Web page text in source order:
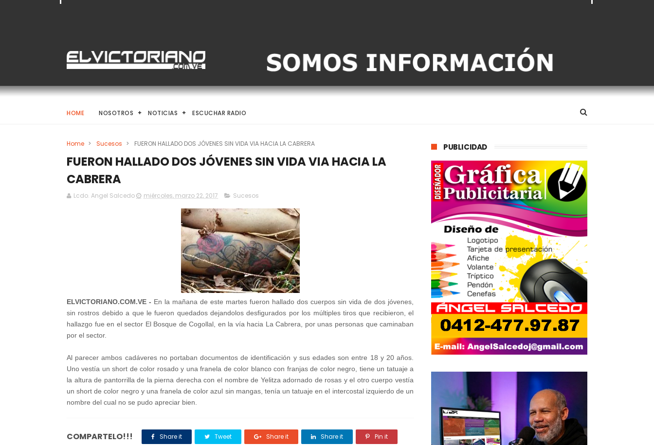
HOME NOSOTROS NOTICIAS ESCUCHAR RADIO
Home > Sucesos > FUERON HALLADO DOS JÓVENES SIN VIDA VIA HACIA LA CABRERA
FUERON HALLADO DOS JÓVENES SIN VIDA VIA HACIA LA
CABRERA
Lcdo. Angel Salcedo miércoles, marzo 22, 2017 Sucesos
ELVICTORIANO.COM.VE - En la mañana de este martes fueron hallado dos cuerpos sin vida de dos jóvenes,
sin rostros debido a que le fueron quedados dejandolos desfigurados por los múltiples tiros que recibieron, el
hallazgo fue en el sector El Bosque de Cogollal, en la vía hacia La Cabrera, por unas personas que caminaban
por el sector.
Al parecer ambos cadáveres no portaban documentos de identificación y sus edades son entre 18 y 20 años.
Uno vestía un short de color rosado y una franela de color blanco con franjas de color negro, tiene un tatuaje a
la altura de pantorrilla de la pierna derecha con el nombre de Yelitza adornado de rosas y el otro cuerpo vestía
un short de color negro y una franela de color azul sin mangas, tenía un tatuaje en el intercostal izquierdo de un
nombre del cual no se pudo apreciar bien.
COMPARTELO!!! Share it Tweet Share it Share it Pin it
PUBLICIDAD